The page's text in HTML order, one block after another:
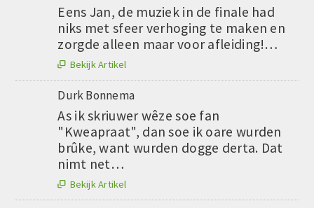
Eens Jan, de muziek in de finale had
niks met sfeer verhoging te maken en
zorgde alleen maar voor afleiding!…
 Bekijk Artikel
Durk Bonnema
As ik skriuwer wêze soe fan
"Kweapraat", dan soe ik oare wurden
brûke, want wurden dogge derta. Dat
nimt net…
 Bekijk Artikel